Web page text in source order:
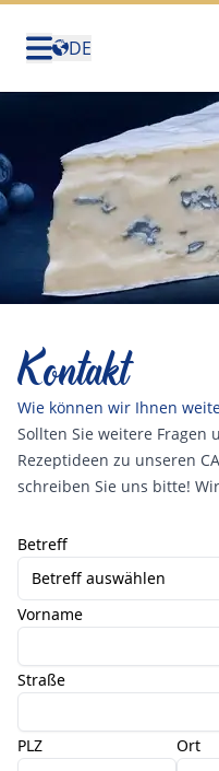
DE
(Deutsch)
United States (English)
Canada (English)
Canada (Français)
België (Nederlands)
Belgique (Français)
Sverige (Svenska)
Kontakt
Wie können wir Ihnen
Sollten Sie weitere Fragen
Rezeptideen zu unseren
schreiben Sie uns bitte!
Betreff
Betreff auswählen
Vorname
Straße
PLZ Ort